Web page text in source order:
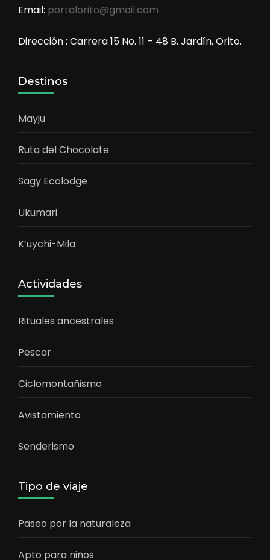
Email: portalorito@gmail.com
Dirección : Carrera 15 No. 11 – 48 B. Jardín, Orito.
Destinos
Mayju
Ruta del Chocolate
Sagy Ecolodge
Ukumari
K’uychi-Mila
Actividades
Rituales ancestrales
Pescar
Ciclomontañismo
Avistamiento
Senderismo
Tipo de viaje
Paseo por la naturaleza
Apto para niños